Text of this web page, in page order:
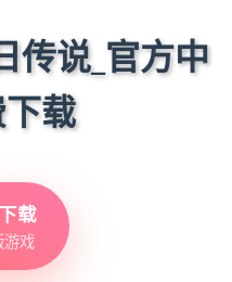
传说_官方中
载
载
游戏